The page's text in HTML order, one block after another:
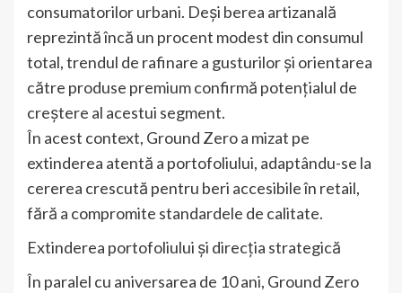
consumatorilor urbani. Deși berea artizanală
reprezintă încă un procent modest din consumul
total, trendul de rafinare a gusturilor și orientarea
către produse premium confirmă potențialul de
creștere al acestui segment.
În acest context, Ground Zero a mizat pe
extinderea atentă a portofoliului, adaptându-se la
cererea crescută pentru beri accesibile în retail,
fără a compromite standardele de calitate.
Extinderea portofoliului și direcția strategică
În paralel cu aniversarea de 10 ani, Ground Zero